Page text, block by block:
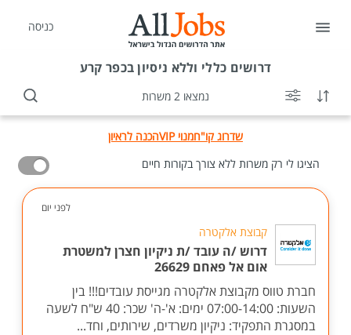
כניסה
דרושים כללי וללא ניסיון בכפר קרע
נמצאו 2 משרות
שדרוג קו"חמנוי VIP
הכנה לראיון
הציגו לי רק משרות ללא צורך בקורות חיים
לפני יום
קבוצת אלקטרה
דרוש /ה עובד /ת ניקיון חצרן למשטרת
אום אל פאחם 26629
חברת טווס מקבוצת אלקטרה מגייסת עובדים!!! בין
השעות: 07:00-14:00 ימים: א'-ה' שכר: 40 ש"ח לשעה
במסגרת התפקיד: ניקיון משרדים, שירותים, וחד...